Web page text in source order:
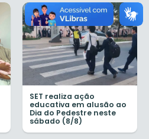
SET realiza ação
educativa em alusão ao
Dia do Pedestre neste
sábado (8/8)